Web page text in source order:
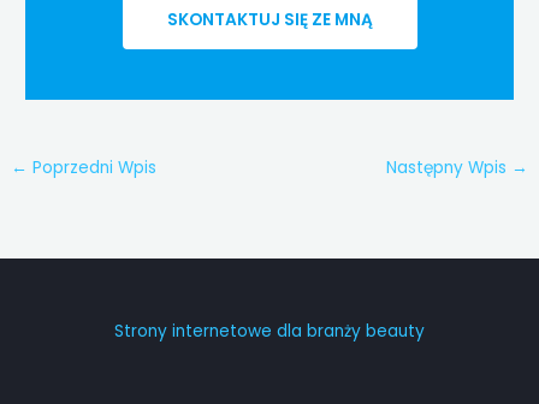
SKONTAKTUJ SIĘ ZE MNĄ
← Poprzedni Wpis Następny Wpis →
Strony internetowe dla branży beauty